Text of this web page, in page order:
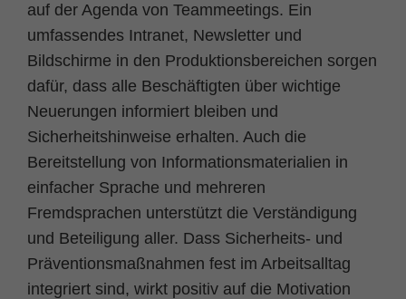
auf der Agenda von Teammeetings. Ein
umfassendes Intranet, Newsletter und
Bildschirme in den Produktionsbereichen sorgen
dafür, dass alle Beschäftigten über wichtige
Neuerungen informiert bleiben und
Sicherheitshinweise erhalten. Auch die
Bereitstellung von Informationsmaterialien in
einfacher Sprache und mehreren
Fremdsprachen unterstützt die Verständigung
und Beteiligung aller. Dass Sicherheits- und
Präventionsmaßnahmen fest im Arbeitsalltag
integriert sind, wirkt positiv auf die Motivation